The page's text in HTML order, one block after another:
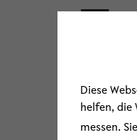
Skip to main content
«
Diese
helfen, die
messen.